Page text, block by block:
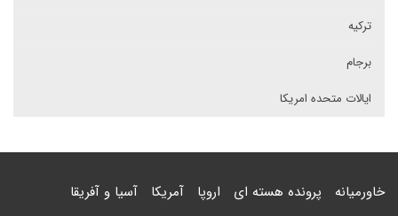
ترکیه
برجام
ایالات متحده امریکا
خاورمیانه پرونده هسته ای اروپا آمریکا آسیا و آفریقا